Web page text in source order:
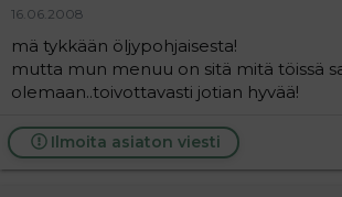
16.06.2008
mä tykkään öljypohjaisesta!
mutta mun menuu on sitä mitä töissä
olemaan..toivottavasti jotian hyvää!
Ilmoita asiaton viesti